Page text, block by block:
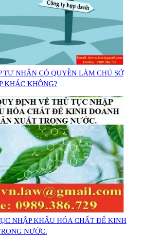
TƯ NHÂN CÓ QUYỀN LÀM CHỦ SỞ
KHÁC KHÔNG?
NHẬP KHẨU HÓA CHẤT ĐỂ KINH
NƯỚC.